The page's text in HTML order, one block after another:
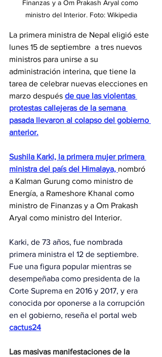
Finanzas y a Om Prakash Aryal como
ministro del Interior. Foto: Wikipedia
La primera ministra de Nepal eligió este
lunes 15 de septiembre  a tres nuevos
ministros para unirse a su
administración interina, que tiene la
tarea de celebrar nuevas elecciones en
marzo después de que las violentas
protestas callejeras de la semana
pasada llevaron al colapso del gobierno
anterior.
Sushila Karki, la primera mujer primera
ministra del país del Himalaya, nombró
a Kalman Gurung como ministro de
Energía, a Rameshore Khanal como
ministro de Finanzas y a Om Prakash
Aryal como ministro del Interior.
Karki, de 73 años, fue nombrada
primera ministra el 12 de septiembre.
Fue una figura popular mientras se
desempeñaba como presidenta de la
Corte Suprema en 2016 y 2017, y era
conocida por oponerse a la corrupción
en el gobierno, reseña el portal web
cactus24
Las masivas manifestaciones de la